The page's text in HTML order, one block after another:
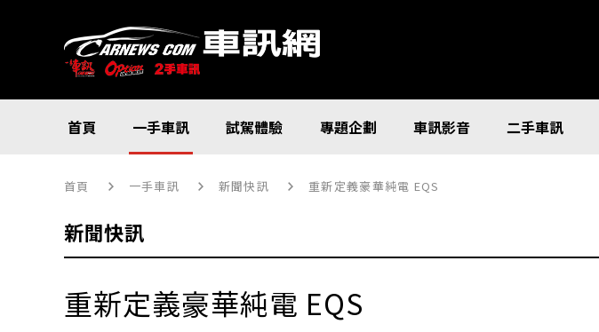
首頁 一手車訊 試駕體驗 專題企劃 車訊影音 二手車訊
首頁 一手車訊 新聞快訊 重新定義豪華純電 EQS
新聞快訊
重新定義豪華純電 EQS